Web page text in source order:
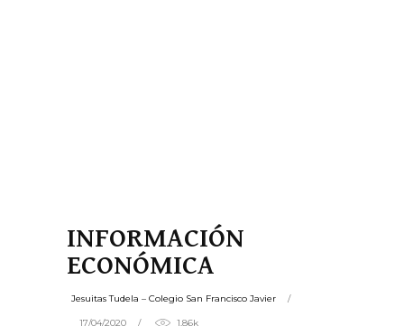
INFORMACIÓN
ECONÓMICA
Jesuitas Tudela – Colegio San Francisco Javier
17/04/2020 1.86k